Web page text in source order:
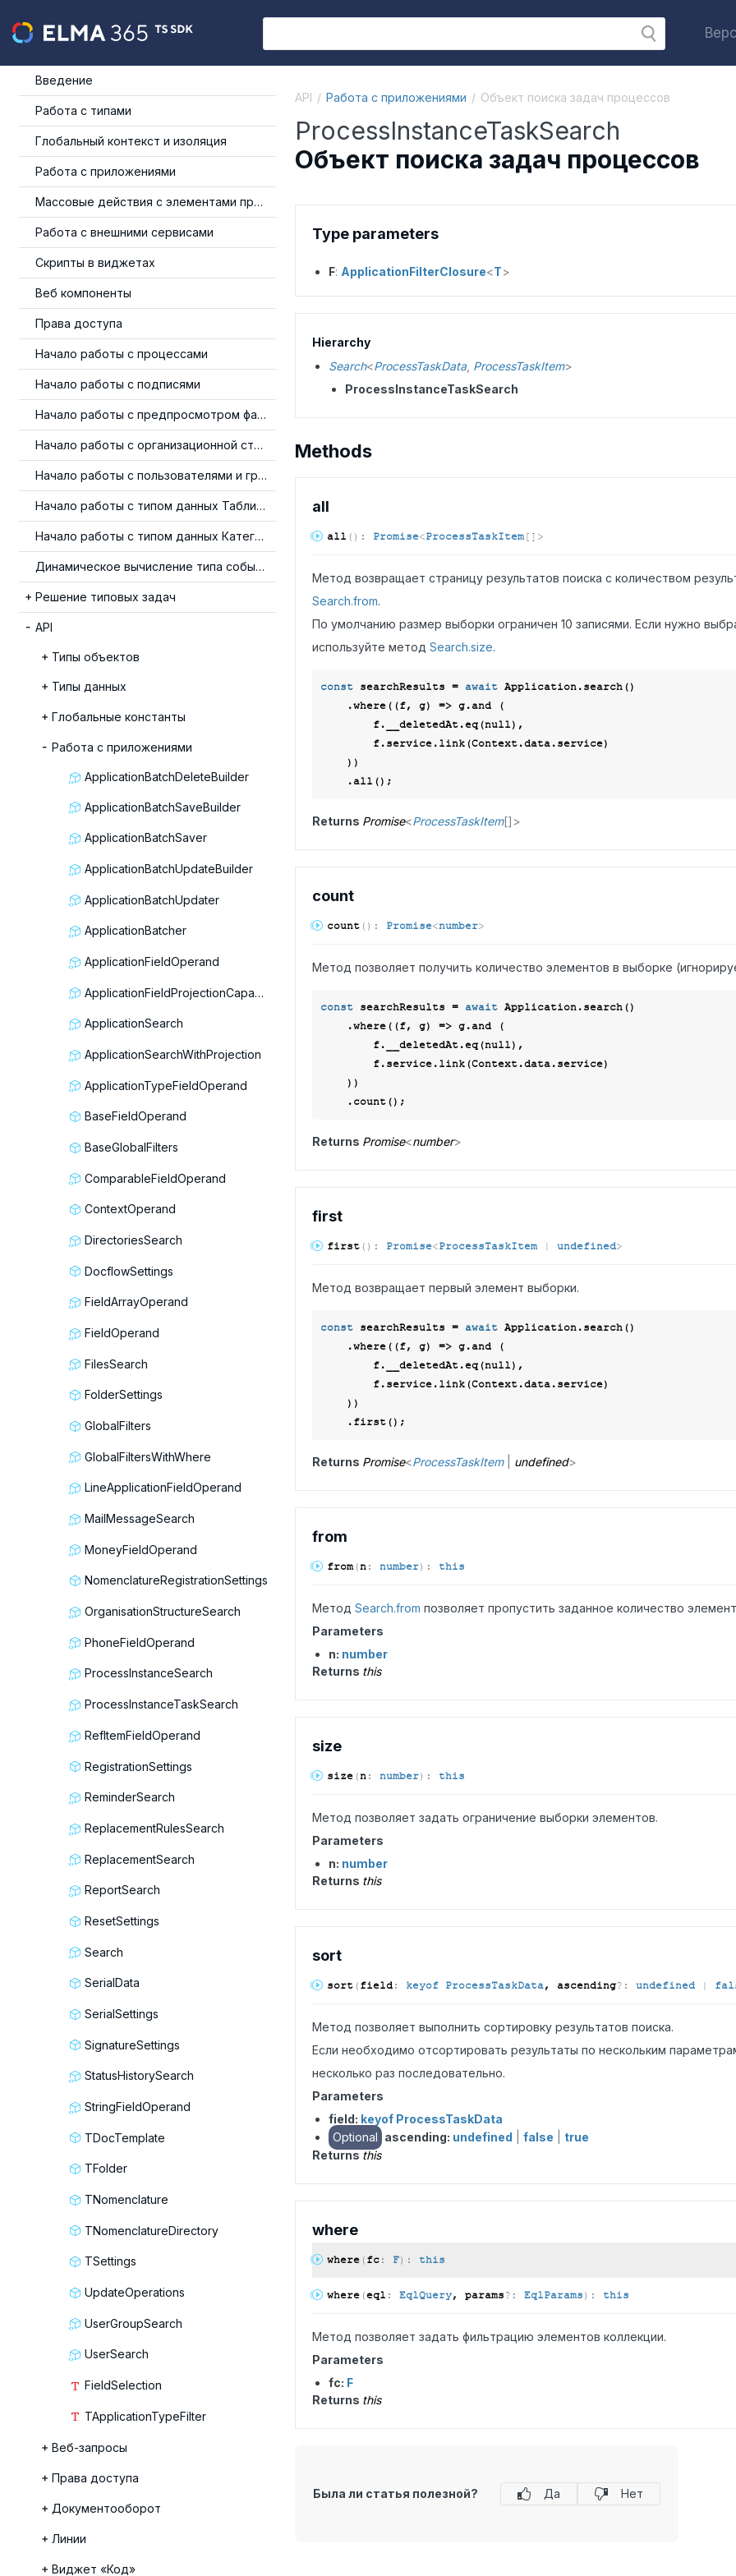
Введение
Работа с типами
Глобальный контекст и изоляция
Работа с приложениями
Массовые действия с элементами приложения
Работа с внешними сервисами
Скрипты в виджетах
Веб компоненты
Права доступа
Начало работы с процессами
Начало работы с подписями
Начало работы с предпросмотром файлов
Начало работы с организационной структурой
Начало работы с пользователями и группами
Начало работы с типом данных Таблица
Начало работы с типом данных Категория
Динамическое вычисление типа события
Решение типовых задач
API
Типы объектов
Типы данных
Глобальные константы
Работа с приложениями
ApplicationBatchDeleteBuilder
ApplicationBatchSaveBuilder
ApplicationBatchSaver
ApplicationBatchUpdateBuilder
ApplicationBatchUpdater
ApplicationBatcher
ApplicationFieldOperand
ApplicationFieldProjectionCapable
ApplicationSearch
ApplicationSearchWithProjection
ApplicationTypeFieldOperand
BaseFieldOperand
BaseGlobalFilters
ComparableFieldOperand
ContextOperand
DirectoriesSearch
DocflowSettings
FieldArrayOperand
FieldOperand
FilesSearch
FolderSettings
GlobalFilters
GlobalFiltersWithWhere
LineApplicationFieldOperand
MailMessageSearch
MoneyFieldOperand
NomenclatureRegistrationSettings
OrganisationStructureSearch
PhoneFieldOperand
ProcessInstanceSearch
ProcessInstanceTaskSearch
RefItemFieldOperand
RegistrationSettings
ReminderSearch
ReplacementRulesSearch
ReplacementSearch
ReportSearch
ResetSettings
Search
SerialData
SerialSettings
SignatureSettings
StatusHistorySearch
StringFieldOperand
TDocTemplate
TFolder
TNomenclature
TNomenclatureDirectory
TSettings
UpdateOperations
UserGroupSearch
UserSearch
FieldSelection
TApplicationTypeFilter
Веб-запросы
Права доступа
Документооборот
Линии
Виджет «Код»
API Работа с приложениями Объект поиска задач процессов
ProcessInstanceTaskSearch
Объект поиска задач процессов
Type parameters
F: ApplicationFilterClosure<T>
Hierarchy
Search<ProcessTaskData, ProcessTaskItem>
ProcessInstanceTaskSearch
Methods
all
all ( ) : Promise<ProcessTaskItem[] >
Метод возвращает страницу результатов поиска с количеством
Search.from.
По умолчанию размер выборки ограничен 10 записями. Если нужно
используйте метод Search.size.
const searchResults = await Application.search()
    .where(
(f, g) => g.and (
        f.__deletedAt.eq(
null),
Returns Promise<ProcessTaskItem[] >
count
count( ) : Promise<number>
Метод позволяет получить количество элементов в выборке
const searchResults = await Application.search()
    .where(
(f, g) => g.and (
        f.__deletedAt.eq(
null),
Returns Promise<number>
first
first( ) : Promise<ProcessTaskItem| undefined>
Метод возвращает первый элемент выборки.
const searchResults = await Application.search()
    .where(
(f, g) => g.and (
        f.__deletedAt.eq(
null),
Returns Promise<ProcessTaskItem| undefined>
from
from(n: number) : this
Метод Search.from позволяет пропустить заданное количество
Parameters
n: number
Returns this
size
size(n: number) : this
Метод позволяет задать ограничение выборки элементов.
Parameters
n: number
Returns this
sort
sort(field: keyof ProcessTaskData, ascending?: undefined|
Метод позволяет выполнить сортировку результатов поиска.
Если необходимо отсортировать результаты по нескольким
несколько раз последовательно.
Parameters
field: keyof ProcessTaskData
Optional ascending: undefined false
true
Returns this
where
where(fc: F) : this
where(eql : EqlQuery, params?: EqlParams) : this
Метод позволяет задать фильтрацию элементов коллекции.
Parameters
fc: F
Returns this
Была ли статья полезной? Да Нет